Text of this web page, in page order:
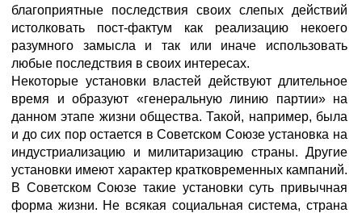
благоприятные последствия своих слепых действий
истолковать пост-фактум как реализацию некоего
разумного замысла и так или иначе использовать
любые последствия в своих интересах.
Некоторые установки властей действуют длительное
время и образуют «генеральную линию партии» на
данном этапе жизни общества. Такой, например, была
и до сих пор остается в Советском Союзе установка на
индустриализацию и милитаризацию страны. Другие
установки имеют характер кратковременных кампаний.
В Советском Союзе такие установки суть привычная
форма жизни. Не всякая социальная система, страна